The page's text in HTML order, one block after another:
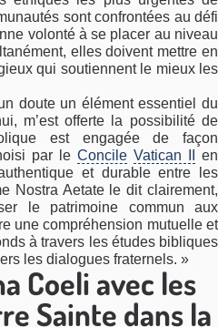
sont confrontées au défi
volonté à se placer au niveau
elles doivent mettre en
qui soutiennent le mieux les
doute un élément essentiel du
m’est offerte la possibilité de
est engagée de façon
par le Concile Vatican II
en
et durable entre les
Nostra Aetate le dit clairement,
le patrimoine commun aux
une compréhension mutuelle et
à travers les études bibliques
les dialogues fraternels. »
Coeli avec les
Sainte dans la